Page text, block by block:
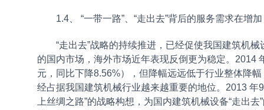
1.4、 “一带一路”、“走出去”背后的服务需求在增加
“走出去”战略的持续推进，已经促使我国建筑机械
的国内市场，海外市场近年表现反倒更为稳定。2014
元，同比下降8.56%），但降幅远远低于行业整体降
经占据我国建筑机械行业越来越重要的地位。2013 年
上丝绸之路”的战略构想，为国内建筑机械设备“走出